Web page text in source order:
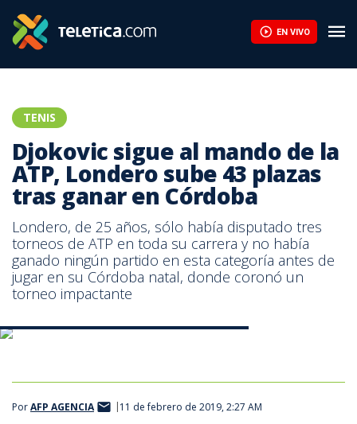
EN VIVO
TENIS
Djokovic sigue al mando de la
ATP, Londero sube 43 plazas
tras ganar en Córdoba
Londero, de 25 años, sólo había disputado tres
torneos de ATP en toda su carrera y no había
ganado ningún partido en esta categoría antes de
jugar en su Córdoba natal, donde coronó un
torneo impactante
PorAFP AGENCIA 11 de febrero de 2019, 2:27 AM